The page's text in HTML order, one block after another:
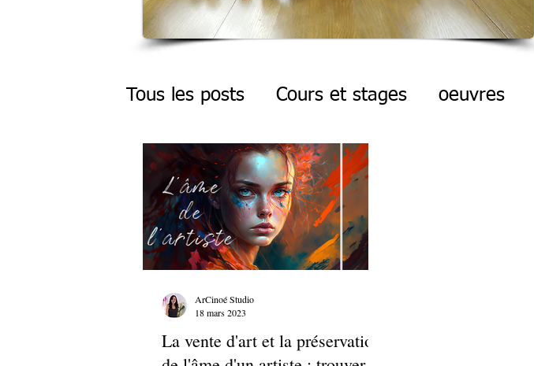
Tous les posts Cours et stages oeuvres
La vente d'art et la préservation
ArCinoé Studio
18 mars 2023